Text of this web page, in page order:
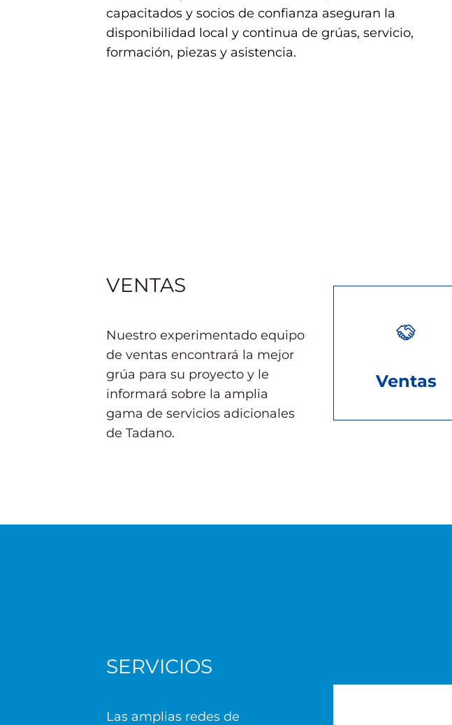
capacitados y socios de confianza aseguran la
disponibilidad local y continua de grúas, servicio,
formación, piezas y asistencia.
VENTAS
Nuestro experimentado equipo
de ventas encontrará la mejor
grúa para su proyecto y le
informará sobre la amplia
gama de servicios adicionales
de Tadano.
Ventas
SERVICIOS
Las amplias redes de